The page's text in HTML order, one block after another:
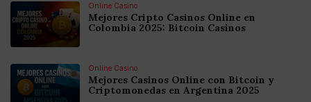
Online Casino
Mejores Cripto Casinos Online en
Colombia 2025: Bitcoin Casinos
Online Casino
Mejores Casinos Online con Bitcoin y
Criptomonedas en Argentina 2025